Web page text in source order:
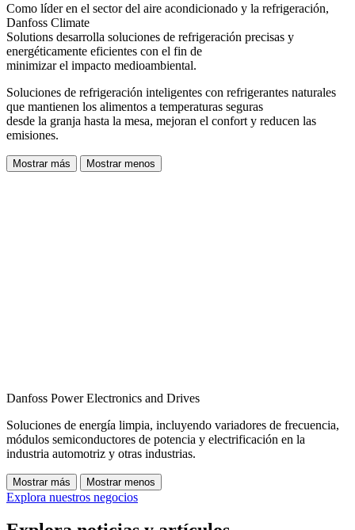
Como líder en el sector del aire acondicionado y la refrigeración,
Danfoss Climate
Solutions desarrolla soluciones de refrigeración precisas y
energéticamente eficientes con el fin de
minimizar el impacto medioambiental.
Soluciones de refrigeración inteligentes con refrigerantes naturales
que mantienen los alimentos a temperaturas seguras
desde la granja hasta la mesa, mejoran el confort y reducen las
emisiones.
Mostrar más Mostrar menos
Danfoss Power Electronics and Drives
Soluciones de energía limpia, incluyendo variadores de frecuencia,
módulos semiconductores de potencia y electrificación en la
industria automotriz y otras industrias.
Mostrar más Mostrar menos
Explora nuestros negocios